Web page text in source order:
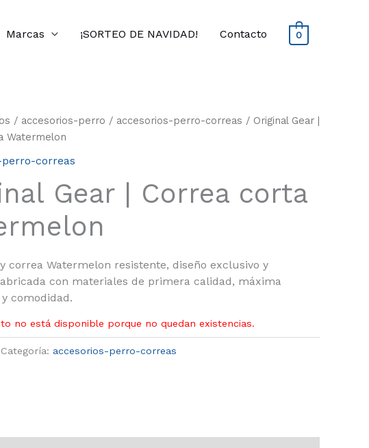
Marcas ¡SORTEO DE NAVIDAD! Contacto 0
/ accesorios-perro / accesorios-perro-correas / Original Gear |
Watermelon
correas
Gear | Correa corta
correa Watermelon resistente, diseño exclusivo y
con materiales de primera calidad, máxima
comodidad.
no está disponible porque no quedan existencias.
Categoría: accesorios-perro-correas